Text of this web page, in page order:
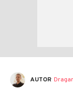
AUTOR